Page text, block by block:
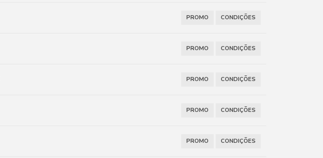
PROMO CONDIÇÕES
PROMO CONDIÇÕES
PROMO CONDIÇÕES
PROMO CONDIÇÕES
PROMO CONDIÇÕES